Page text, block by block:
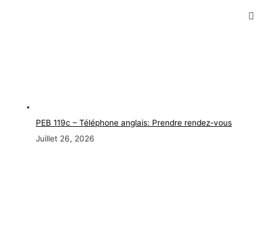
PEB 119c – Téléphone anglais: Prendre rendez-vous
Juillet 26, 2026